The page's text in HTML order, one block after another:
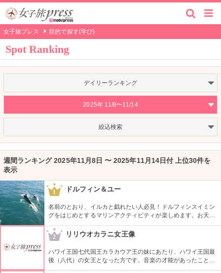
女子旅プレス 目的で探す(学び)
Spot Ranking
デイリーランキング
2025年 11/8〜11/14
絞込検索
週間ランキング 2025年11月8日 〜 2025年11月14日付 上位30件を
表示
1 ドルフィン＆ユー
名前のとおり、イルカと戯れたい人必見！ドルフィンスイミン
グをはじめとするマリンアクティビティが楽しめます。お天気
によってコースを変えてくれるので、イルカに会える確率も高
いそう。バーベキューやフラ、ウクレレ演奏など、嬉しいおも
てなしも。
2 リリウオカラニ女王像
ハワイ王国七代国王カラカウア王の妹にあたり、ハワイ王国最
後（八代）の女王となった方です。音楽の才能があったことで
も有名で、『アロハオエ』を作曲しました。日本でもその優し